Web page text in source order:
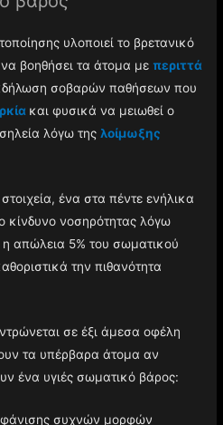
υλοποιεί το βρετανικό
βοηθήσει τα άτομα με περιττά
σοβαρών παθήσεων που
και φυσικά να μειωθεί ο
λόγω τηςλοίμωξης
ένα στα πέντε ενήλικα
κίνδυνο νοσηρότητας λόγω
απώλεια 5% του σωματικού
την πιθανότητα
σε έξι άμεσα οφέλη
τα υπέρβαρα άτομα αν
ένα υγιές σωματικό βάρος:
συχνών μορφών